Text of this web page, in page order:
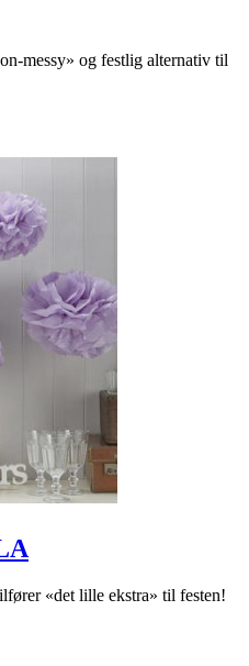
messy» og festlig alternativ til
«det lille ekstra» til festen!